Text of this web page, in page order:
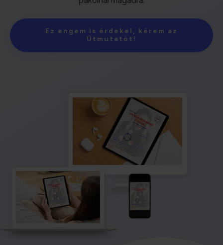
Ez engem is érdekel, kérem az
Útmutatót!